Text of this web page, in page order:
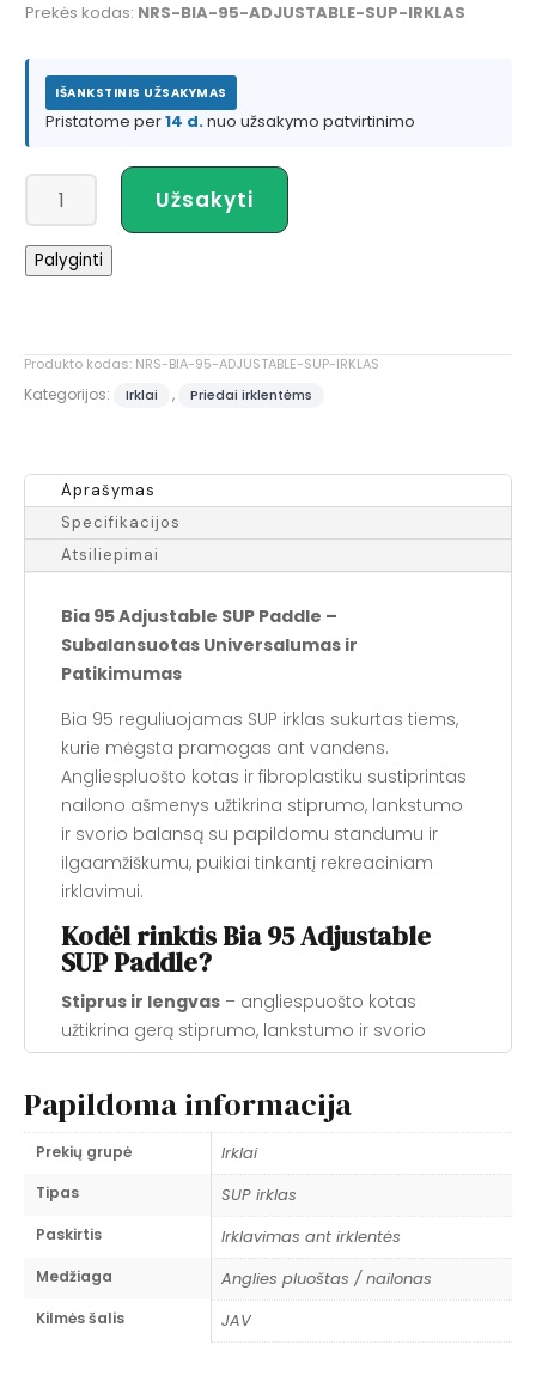
Prekės kodas: NRS-BIA-95-ADJUSTABLE-SUP-IRKLAS
IŠANKSTINIS UŽSAKYMAS
Pristatome per14 d.nuo užsakymo patvirtinimo
kiekis:
NRS
Bia
SUP
Užsakyti
Palyginti
Produkto kodas: NRS-BIA-95-ADJUSTABLE-SUP-IRKLAS
Kategorijos: Irklai , Priedai irklentėms
Aprašymas
Specifikacijos
Atsiliepimai
Bia 95 Adjustable SUP Paddle –
Subalansuotas Universalumas ir
Patikimumas
Bia 95 reguliuojamas SUP irklas sukurtas tiems,
kurie mėgsta pramogas ant vandens.
Angliespluošto kotas ir fibroplastiku sustiprintas
nailono ašmenys užtikrina stiprumo, lankstumo
ir svorio balansą su papildomu standumu ir
ilgaamžiškumu, puikiai tinkantį rekreaciniam
irklavimui.
Kodėl rinktis Bia 95 Adjustable
SUP Paddle?
Stiprus ir lengvas – angliespuošto kotas
užtikrina gerą stiprumo, lankstumo ir svorio
balansą už patrauklią kainą.
Patvarūs ašmenys
– fibroplastiku sustiprinti
nailono ašmenys suteikia standumą ir
atsparumą smūgiams.
Efektyvus judėjimas– 10 laipsnių ašmenų
kampas užtikrina sklandų ir efektyvų įtraukimo
etapą.
Stabilus plaukimas– šiek tiek dihedrinis
paviršius padeda išvengti vibracijos ir leidžia
sklandžiai atlikti smūgius.
Apsauga nuo kliūčių– užapvalinta ašmenų
Papildoma informacija
Prekių grupė Irklai
Tipas SUP irklas
Paskirtis Irklavimas ant irklentės
Medžiaga Anglies pluoštas / nailonas
Kilmės šalis JAV